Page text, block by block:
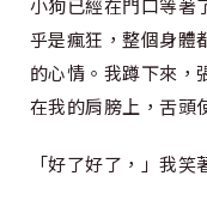
乎是瘋狂，整個身體
的心情。我蹲下來，
在我的肩膀上，舌頭
「好了好了，」我笑